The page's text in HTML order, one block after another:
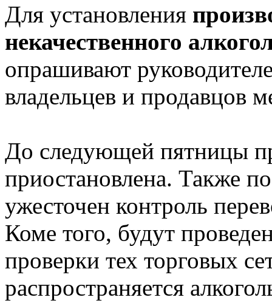
Для установления
некачественного
опрашивают
владельцев и продавцов
До следующей пятницы
приостановлена. Также
ужесточен контроль
Коме того, будут
проверки тех торговых
распространяется